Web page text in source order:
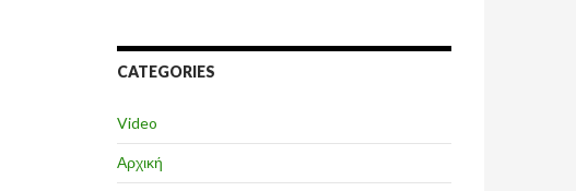
CATEGORIES
Video
Αρχική